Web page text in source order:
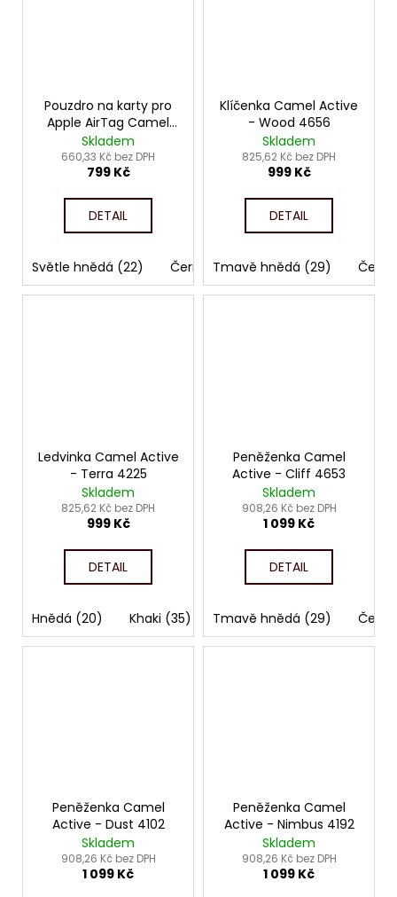
Pouzdro na karty pro
Apple AirTag Camel
Active - Field 4435
Skladem
660,33 Kč bez DPH
799 Kč
DETAIL
Světle hnědá (22) Černá (60)
Klíčenka Camel Active
- Wood 4656
Skladem
825,62 Kč bez DPH
999 Kč
DETAIL
Tmavě hnědá (29)
Ledvinka Camel Active
- Terra 4225
Skladem
825,62 Kč bez DPH
999 Kč
DETAIL
Hnědá (20) Khaki (35) Černá (60)
Peněženka Camel
Active - Cliff 4653
Skladem
908,26 Kč bez DPH
1 099 Kč
DETAIL
Tmavě hnědá (29)
Peněženka Camel
Active - Dust 4102
Skladem
908,26 Kč bez DPH
1 099 Kč
Peněženka Camel
Active - Nimbus 4192
Skladem
908,26 Kč bez DPH
1 099 Kč